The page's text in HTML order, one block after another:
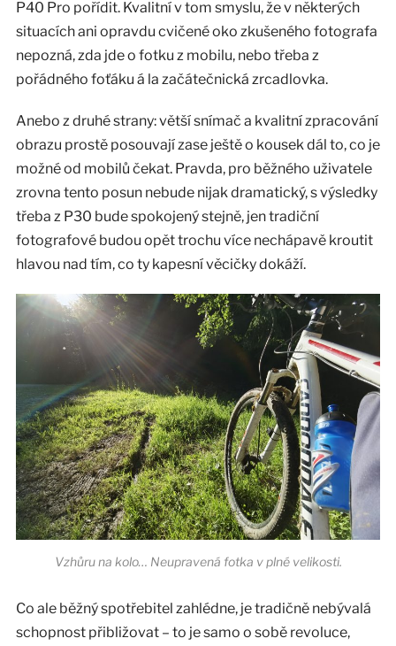
P40 Pro pořídit. Kvalitní v tom smyslu, že v některých
situacích ani opravdu cvičené oko zkušeného fotografa
nepozná, zda jde o fotku z mobilu, nebo třeba z
pořádného foťáku á la začátečnická zrcadlovka.
Anebo z druhé strany: větší snímač a kvalitní zpracování
obrazu prostě posouvají zase ještě o kousek dál to, co je
možné od mobilů čekat. Pravda, pro běžného uživatele
zrovna tento posun nebude nijak dramatický, s výsledky
třeba z P30 bude spokojený stejně, jen tradiční
fotografové budou opět trochu více nechápavě kroutit
hlavou nad tím, co ty kapesní věcičky dokáží.
Vzhůru na kolo… Neupravená fotka v plné velikosti.
Co ale běžný spotřebitel zahlédne, je tradičně nebývalá
schopnost přibližovat – to je samo o sobě revoluce,